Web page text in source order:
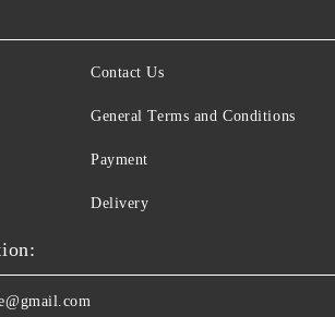
Contact Us
General Terms and Conditions
Payment
Delivery